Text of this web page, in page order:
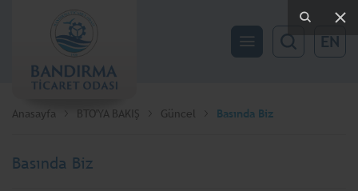
EN
Anasayfa BTO'YA BAKIŞ Güncel Basında Biz
Basında Biz